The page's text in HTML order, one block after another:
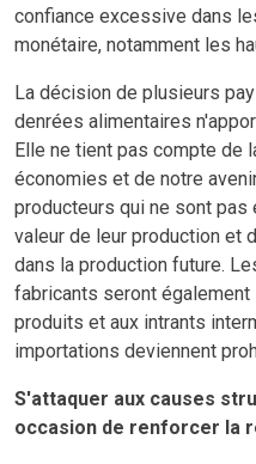
confiance excessive dans
monétaire, notamment les
La décision de plusieurs
denrées alimentaires
Elle ne tient pas compte de
économies et de notre
producteurs qui ne sont pas
valeur de leur production et
dans la production future.
fabricants seront
produits et aux intrants
importations deviennent
S'attaquer aux causes
occasion de renforcer la